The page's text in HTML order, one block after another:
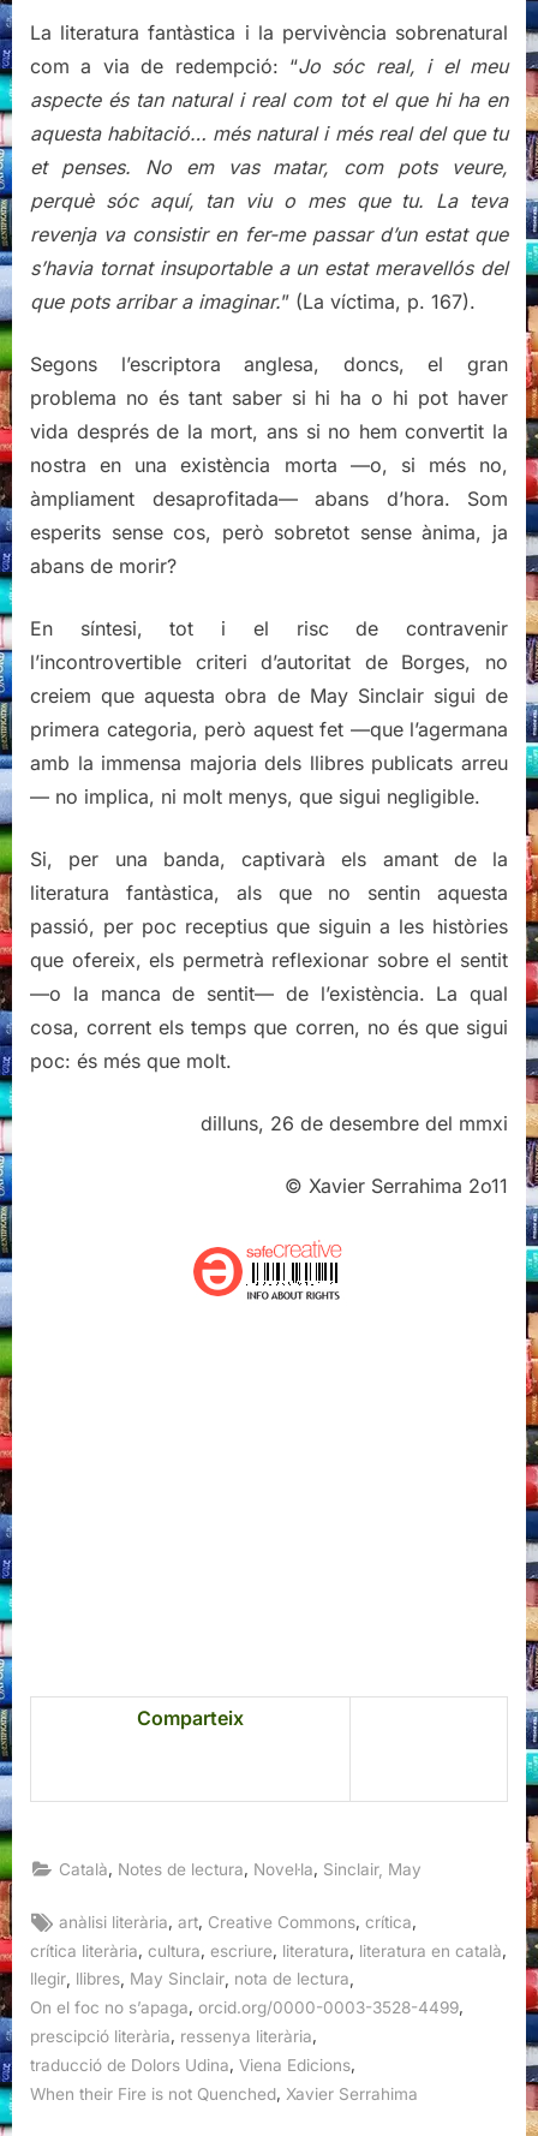
La literatura fantàstica i la pervivència sobrenatural
com a via de redempció: “Jo sóc real, i el meu
aspecte és tan natural i real com tot el que hi ha en
aquesta habitació… més natural i més real del que tu
et penses. No em vas matar, com pots veure,
perquè sóc aquí, tan viu o mes que tu. La teva
revenja va consistir en fer-me passar d’un estat que
s’havia tornat insuportable a un estat meravellós del
que pots arribar a imaginar.” (La víctima, p. 167).
Segons l’escriptora anglesa, doncs, el gran
problema no és tant saber si hi ha o hi pot haver
vida després de la mort, ans si no hem convertit la
nostra en una existència morta —o, si més no,
àmpliament desaprofitada— abans d’hora. Som
esperits sense cos, però sobretot sense ànima, ja
abans de morir?
En síntesi, tot i el risc de contravenir
l’incontrovertible criteri d’autoritat de Borges, no
creiem que aquesta obra de May Sinclair sigui de
primera categoria, però aquest fet —que l’agermana
amb la immensa majoria dels llibres publicats arreu
— no implica, ni molt menys, que sigui negligible.
Si, per una banda, captivarà els amant de la
literatura fantàstica, als que no sentin aquesta
passió, per poc receptius que siguin a les històries
que ofereix, els permetrà reflexionar sobre el sentit
—o la manca de sentit— de l’existència. La qual
cosa, corrent els temps que corren, no és que sigui
poc: és més que molt.
dilluns, 26 de desembre del mmxi
© Xavier Serrahima 2o11
Comparteix
Català Notes de lectura Novel·la Sinclair, May
Tags:
anàlisi literària ,art Creative Commons ,crítica
crítica literària cultura escriure literatura literatura en català
llegir llibres May Sinclair nota de lectura
On el foc no s’apaga, orcid.org/0000-0003-3528-4499,
prescipció literària, ressenya literària,
traducció de Dolors Udina Viena Edicions
When their Fire is not Quenched Xavier Serrahima